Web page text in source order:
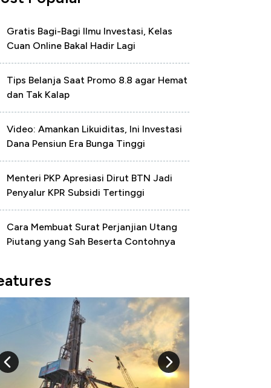
Gratis Bagi-Bagi Ilmu Investasi, Kelas
Cuan Online Bakal Hadir Lagi
Tips Belanja Saat Promo 8.8 agar Hemat
dan Tak Kalap
Video: Amankan Likuiditas, Ini Investasi
Dana Pensiun Era Bunga Tinggi
Menteri PKP Apresiasi Dirut BTN Jadi
Penyalur KPR Subsidi Tertinggi
Cara Membuat Surat Perjanjian Utang
Piutang yang Sah Beserta Contohnya